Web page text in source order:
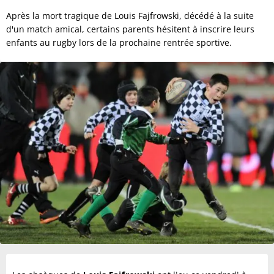
Après la mort tragique de Louis Fajfrowski, décédé à la suite
d'un match amical, certains parents hésitent à inscrire leurs
enfants au rugby lors de la prochaine rentrée sportive.